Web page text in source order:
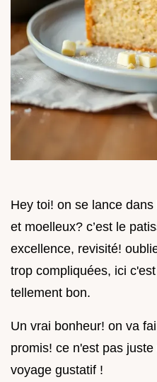
Hey toi! on se lance
et moelleux? c’est le
excellence, revisité!
trop compliquées, ici
tellement bon.
Un vrai bonheur! on va
promis! ce n'est pas
voyage gustatif !